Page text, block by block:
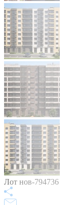
Лот нов-794736